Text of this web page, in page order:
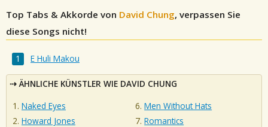
Top Tabs & Akkorde von David Chung, verpassen Sie
diese Songs nicht!
E Huli Makou
ÄHNLICHE KÜNSTLER WIE DAVID CHUNG
Naked Eyes
Howard Jones
Men Without Hats
Romantics